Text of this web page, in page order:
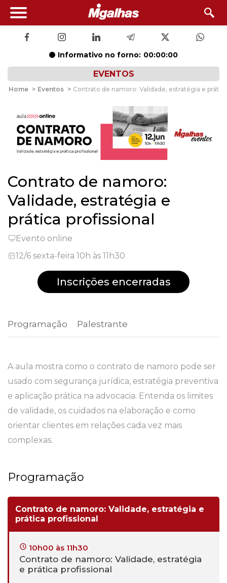
Informativo no forno: 00:00:00
EVENTOS
Home > Eventos > Contrato de namoro: Validade, estratégia e
Contrato de namoro:
Validade, estratégia e
prática profissional
Evento online
12/6 sexta-feira 10h às 11h30
Inscrições encerradas
Programação Palestrante
A aula mostra como o contrato de namoro pode ser
usado com segurança jurídica, estratégia preventiva
e aplicação prática na advocacia. Entenda os limites
de validade, os cuidados na elaboração e como
orientar clientes em relações cada vez mais
complexas.
Programação
Contrato de namoro: Validade, estratégia e
prática profissional
10h00 às 11h30
Contrato de namoro: Validade, estratégia
e prática profissional